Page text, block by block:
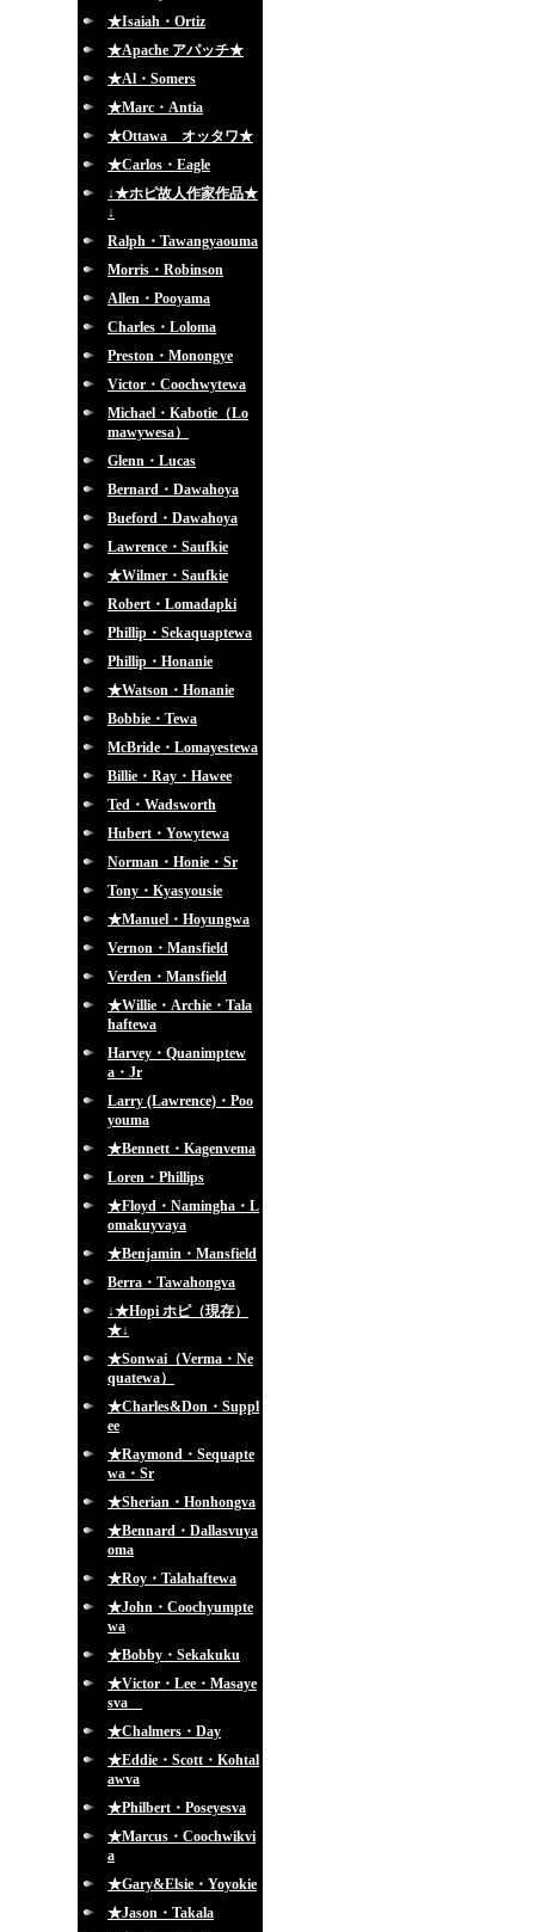
★Isaiah・Ortiz
★Apache アパッチ★
★Al・Somers
★Marc・Antia
★Ottawa オッタワ★
★Carlos・Eagle
↓★ホピ故人作家作品★
↓
Ralph・Tawangyaouma
Morris・Robinson
Allen・Pooyama
Charles・Loloma
Preston・Monongye
Victor・Coochwytewa
Michael・Kabotie（Lo
mawywesa）
Glenn・Lucas
Bernard・Dawahoya
Bueford・Dawahoya
Lawrence・Saufkie
★Wilmer・Saufkie
Robert・Lomadapki
Phillip・Sekaquaptewa
Phillip・Honanie
★Watson・Honanie
Bobbie・Tewa
McBride・Lomayestewa
Billie・Ray・Hawee
Ted・Wadsworth
Hubert・Yowytewa
Norman・Honie・Sr
Tony・Kyasyousie
★Manuel・Hoyungwa
Vernon・Mansfield
Verden・Mansfield
★Willie・Archie・Tala
haftewa
Harvey・Quanimptew
a・Jr
Larry (Lawrence)・Poo
youma
★Bennett・Kagenvema
Loren・Phillips
★Floyd・Namingha・L
omakuyvaya
★Benjamin・Mansfield
Berra・Tawahongva
↓★Hopi ホピ（現存）
★↓
★Sonwai（Verma・Ne
quatewa）
★Charles&Don・Suppl
ee
★Raymond・Sequapte
wa・Sr
★Sherian・Honhongva
★Bennard・Dallasvuya
oma
★Roy・Talahaftewa
★John・Coochyumpte
wa
★Bobby・Sekakuku
★Victor・Lee・Masaye
sva
★Chalmers・Day
★Eddie・Scott・Kohtal
awva
★Philbert・Poseyesva
★Marcus・Coochwikvi
a
★Gary&Elsie・Yoyokie
★Jason・Takala